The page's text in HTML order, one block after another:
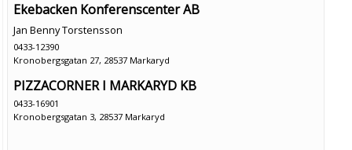
Ekebacken Konferenscenter AB
Jan Benny Torstensson
0433-12390
Kronobergsgatan 27, 28537 Markaryd
PIZZACORNER I MARKARYD KB
0433-16901
Kronobergsgatan 3, 28537 Markaryd